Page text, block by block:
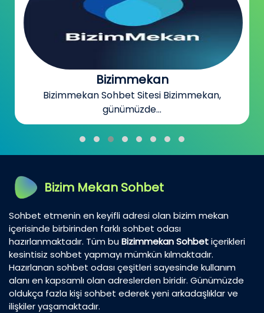
Bizimmekan
Bizimmekan Sohbet Sitesi Bizimmekan,
günümüzde...
Bizim Mekan Sohbet
Sohbet etmenin en keyifli adresi olan bizim mekan
içerisinde birbirinden farklı sohbet odası
hazırlanmaktadır. Tüm buBizimmekan Sohbetiçerikleri
kesintisiz sohbet yapmayı mümkün kılmaktadır.
Hazırlanan sohbet odası çeşitleri sayesinde kullanım
alanı en kapsamlı olan adreslerden biridir. Günümüzde
oldukça fazla kişi sohbet ederek yeni arkadaşlıklar ve
ilişkiler yaşamaktadır.